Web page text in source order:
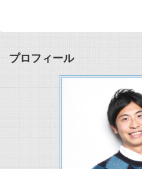
プロフィール